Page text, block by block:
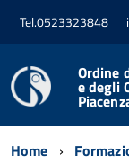
Tel.0523323848
Ordine
e degli
Home